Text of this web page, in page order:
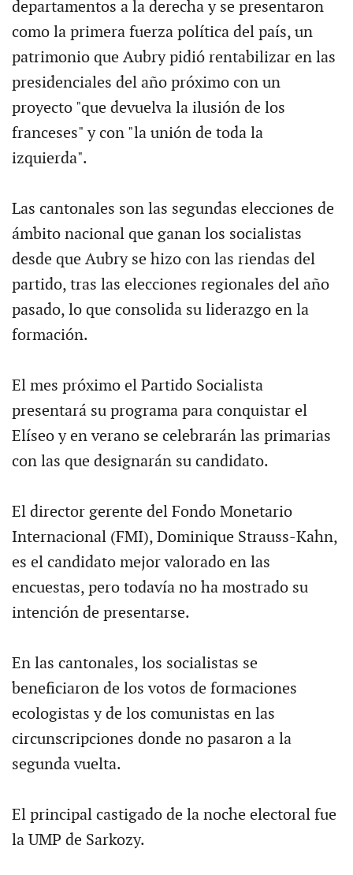
departamentos a la derecha y se presentaron
como la primera fuerza política del país, un
patrimonio que Aubry pidió rentabilizar en las
presidenciales del año próximo con un
proyecto "que devuelva la ilusión de los
franceses" y con "la unión de toda la
izquierda".
Las cantonales son las segundas elecciones de
ámbito nacional que ganan los socialistas
desde que Aubry se hizo con las riendas del
partido, tras las elecciones regionales del año
pasado, lo que consolida su liderazgo en la
formación.
El mes próximo el Partido Socialista
presentará su programa para conquistar el
Elíseo y en verano se celebrarán las primarias
con las que designarán su candidato.
El director gerente del Fondo Monetario
Internacional (FMI), Dominique Strauss-Kahn,
es el candidato mejor valorado en las
encuestas, pero todavía no ha mostrado su
intención de presentarse.
En las cantonales, los socialistas se
beneficiaron de los votos de formaciones
ecologistas y de los comunistas en las
circunscripciones donde no pasaron a la
segunda vuelta.
El principal castigado de la noche electoral fue
la UMP de Sarkozy.